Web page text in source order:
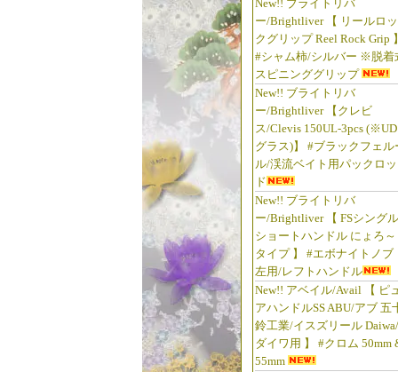
New!! ブライトリバ
ー/Brightliver 【 リールロッ
クグリップ Reel Rock Grip 】
#シャム柿/シルバー ※脱着
スピニンググリップ
New!! ブライトリバ
ー/Brightliver 【クレビ
ス/Clevis 150UL-3pcs (※UD
グラス)】 #ブラックフェル
ル/渓流ベイト用パックロッ
ド
New!! ブライトリバ
ー/Brightliver 【 FSシングル
ショートハンドル にょろ～
タイプ 】 #エボナイトノブ
左用/レフトハンドル
New!! アベイル/Avail 【 ピ
アハンドルSS ABU/アブ 五
鈴工業/イスズリール Daiwa/
ダイワ用 】 #クロム 50mm
55mm